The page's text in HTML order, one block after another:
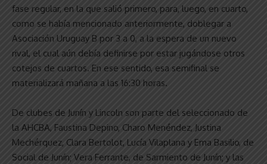
fase regular, en la que salió primero, para, luego, en cuarto,
como se había mencionado anteriormente, doblegar a
Asociación Uruguay B por 3 a 0, a la espera de un nuevo
rival, el cual aún debía definirse por estar jugándose otros
cotejos de cuartos. En ese sentido, esa semifinal se
materializará mañana a las 16:30 horas.
De clubes de Junín y Lincoln son parte del seleccionado de
la AHCBA, Faustina Depino, Charo Menéndez, Justina
Mechérquez, Clara Bertolot, Lucía Vilaplana y Ema Basilio, de
Social de Junín; Vera Ferrante, de Sarmiento de Junín; y las